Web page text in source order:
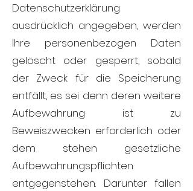
Datenschutzerklärung
ausdrücklich angegeben, werden
Ihre personenbezogen Daten
gelöscht oder gesperrt, sobald
der Zweck für die Speicherung
entfällt, es sei denn deren weitere
Aufbewahrung ist zu
Beweiszwecken erforderlich oder
dem stehen gesetzliche
Aufbewahrungspflichten
entgegenstehen. Darunter fallen